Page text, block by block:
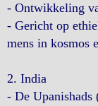
- Ontwikkeling
- Gericht op
mens in kosmos
2. India
- De Upanishads